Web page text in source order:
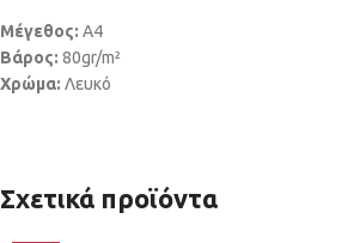
Μέγεθος: A4
Βάρος: 80gr/m²
Χρώμα: Λευκό
Σχετικά προϊόντα